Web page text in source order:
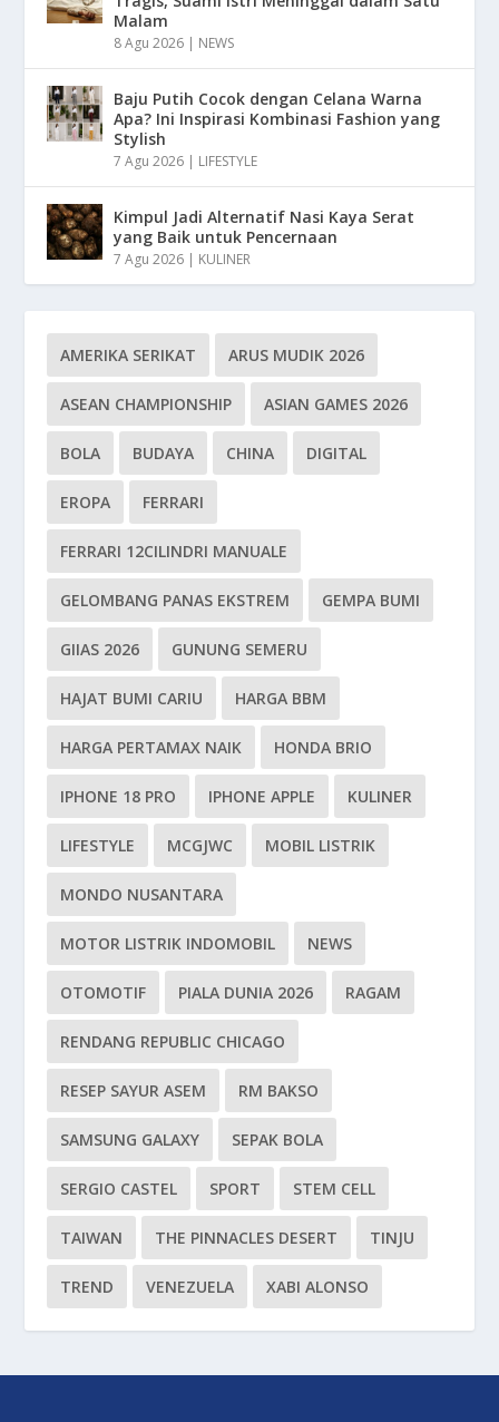
Malam
8 Agu 2026 | NEWS
Baju Putih Cocok dengan Celana Warna
Apa? Ini Inspirasi Kombinasi Fashion yang
Stylish
7 Agu 2026 | LIFESTYLE
Kimpul Jadi Alternatif Nasi Kaya Serat
yang Baik untuk Pencernaan
7 Agu 2026 | KULINER
AMERIKA SERIKAT ARUS MUDIK 2026
ASEAN CHAMPIONSHIP ASIAN GAMES 2026
BOLA BUDAYA CHINA DIGITAL
EROPA FERRARI
FERRARI 12CILINDRI MANUALE
GELOMBANG PANAS EKSTREM GEMPA BUMI
GIIAS 2026 GUNUNG SEMERU
HAJAT BUMI CARIU HARGA BBM
HARGA PERTAMAX NAIK HONDA BRIO
IPHONE 18 PRO IPHONE APPLE KULINER
LIFESTYLE MCGJWC MOBIL LISTRIK
MONDO NUSANTARA
MOTOR LISTRIK INDOMOBIL NEWS
OTOMOTIF PIALA DUNIA 2026 RAGAM
RENDANG REPUBLIC CHICAGO
RESEP SAYUR ASEM RM BAKSO
SAMSUNG GALAXY SEPAK BOLA
SERGIO CASTEL SPORT STEM CELL
TAIWAN THE PINNACLES DESERT TINJU
TREND VENEZUELA XABI ALONSO